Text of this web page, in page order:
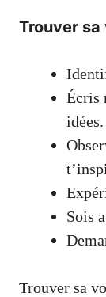
Trouver sa
Écris
idées.
Sois
Trouver sa